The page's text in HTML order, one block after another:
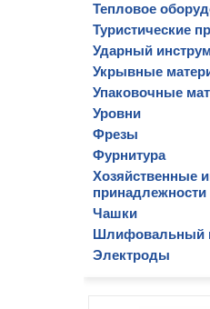
Тепловое
Туристические
Ударный
Укрывные
Упаковочные
Уровни
Фрезы
Фурнитура
Хозяйственные
принадлежности
Чашки
Шлифовальный
Электроды